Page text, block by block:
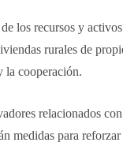
los recursos y
rurales de
la cooperación.
relacionados
medidas para